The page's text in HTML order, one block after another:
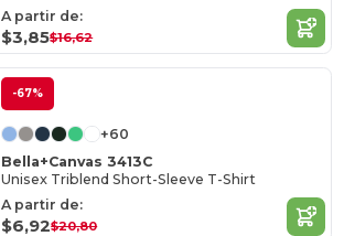
A partir de:
$3,85$16,62
-67%
+60
Bella+Canvas 3413C
Unisex Triblend Short-Sleeve T-Shirt
A partir de:
$6,92$20,80